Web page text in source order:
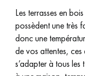
Les terrasses en
possèdent une très
donc une
de vos attentes,
s’adapter à tous les